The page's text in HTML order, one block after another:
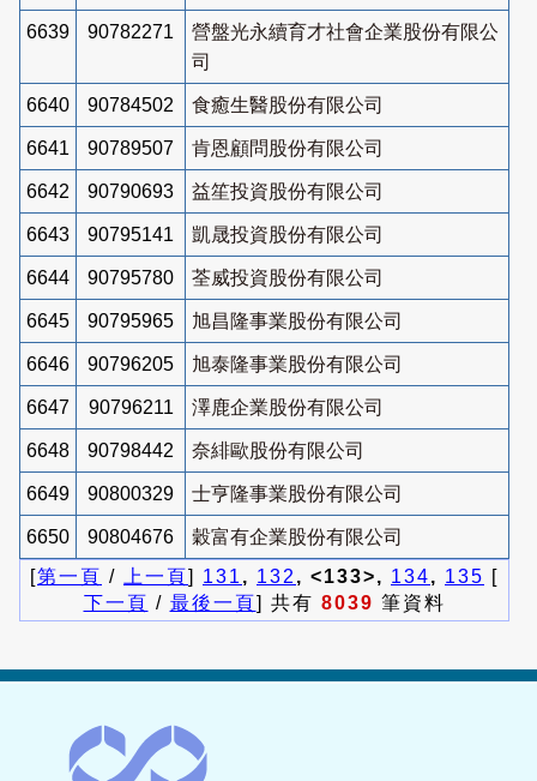
6639 90782271
營盤光永續育才社會企業股份有限公
司
6640 90784502 食癒生醫股份有限公司
6641 90789507 肯恩顧問股份有限公司
6642 90790693 益笙投資股份有限公司
6643 90795141 凱晟投資股份有限公司
6644 90795780 荃威投資股份有限公司
6645 90795965 旭昌隆事業股份有限公司
6646 90796205 旭泰隆事業股份有限公司
6647 90796211 澤鹿企業股份有限公司
6648 90798442 奈緋歐股份有限公司
6649 90800329 士亨隆事業股份有限公司
6650 90804676
穀富有企業股份有限公司
[第一頁 / 上一頁] 131 , 132 , <133>, 134, 135 [
下一頁 / 最後一頁] 共有 8039 筆資料